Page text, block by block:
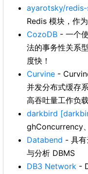
ayarotsky/
Redis 模块，作
CozoDB - 一个
法的事务性关系
度快！
Curvine -
并发分布式缓存
高吞吐量工作负载
darkbird
ghConcurrency
Databend - 具有
与分析 DBMS
DB3 Network -